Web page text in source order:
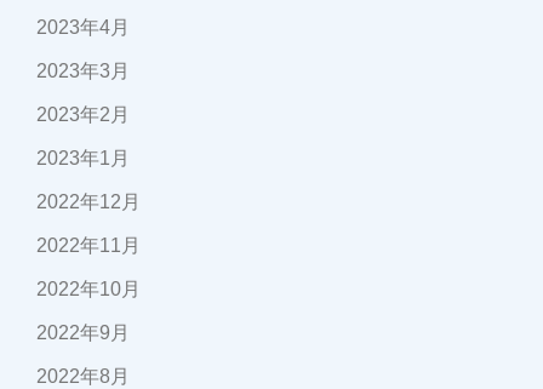
2023年4月
2023年3月
2023年2月
2023年1月
2022年12月
2022年11月
2022年10月
2022年9月
2022年8月